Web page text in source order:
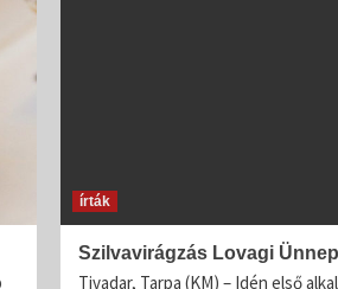
írták
Szilvavirágzás Lovagi
Tivadar, Tarpa (KM) – Idén első